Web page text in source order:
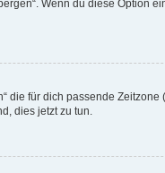
Wenn du diese Option
für dich passende Zeitzone
dies jetzt zu tun.